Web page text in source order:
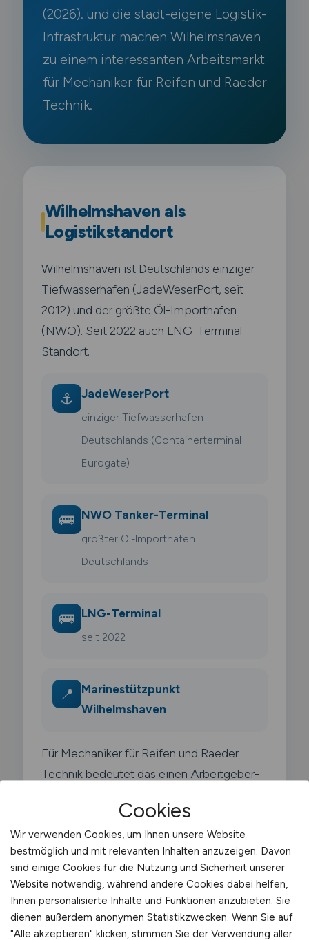
(2026). und die stadt-eigene Logistik-
Infrastruktur machen Wilhelmshaven
zu einem interessanten Arbeitsmarkt
für Mechaniker für Reifen und Raeder
Technik.
Wilhelmshaven als
Logistikstandort
Wilhelmshaven ist Deutschlands einziger
Tiefwasserhafen (JadeWeserPort, seit
2012) und der größte Öl-Importhafen
(NWO). Seit 2022 auch LNG-Terminal-
Standort.
⚓ JadeWeserPort
einziger Tiefwasserhafen
Deutschlands (Containerterminal
Eurogate)
🚌 NWO Tanker-Terminal
größter Öl-Importhafen
Deutschlands
🚌 LNG-Terminal
seit 2022
📍
Marinestützpunkt
Wilhelmshaven
Für Mechaniker für Reifen und Raeder
Technik bedeutet das einen Arbeitgeber-
Typische Arbeitgeber in
Wilhelmshaven
Cookies
Wir verwenden Cookies, um Ihnen unsere Website
bestmöglich und mit relevanten Inhalten anzuzeigen. Davon
sind einige Cookies für die Nutzung und Sicherheit unserer
Website notwendig, während andere Cookies dabei helfen,
Ihnen personalisierte Inhalte und Funktionen anzubieten. Sie
dienen außerdem anonymen Statistikzwecken. Wenn Sie auf
"Alle akzeptieren" klicken, stimmen Sie der Verwendung aller